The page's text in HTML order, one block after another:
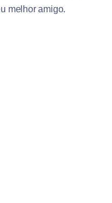
melhor amigo.